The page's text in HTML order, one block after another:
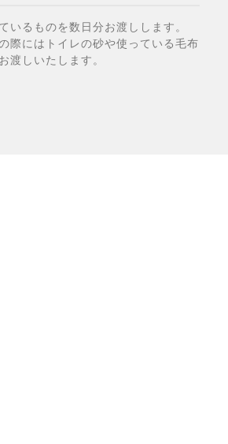
いるものを数日分お渡しします。
際にはトイレの砂や使っている毛布
渡しいたします。